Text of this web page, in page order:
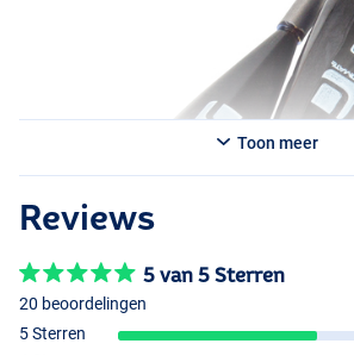
Toon meer
Reviews
5 van 5 Sterren
20 beoordelingen
5 Sterren